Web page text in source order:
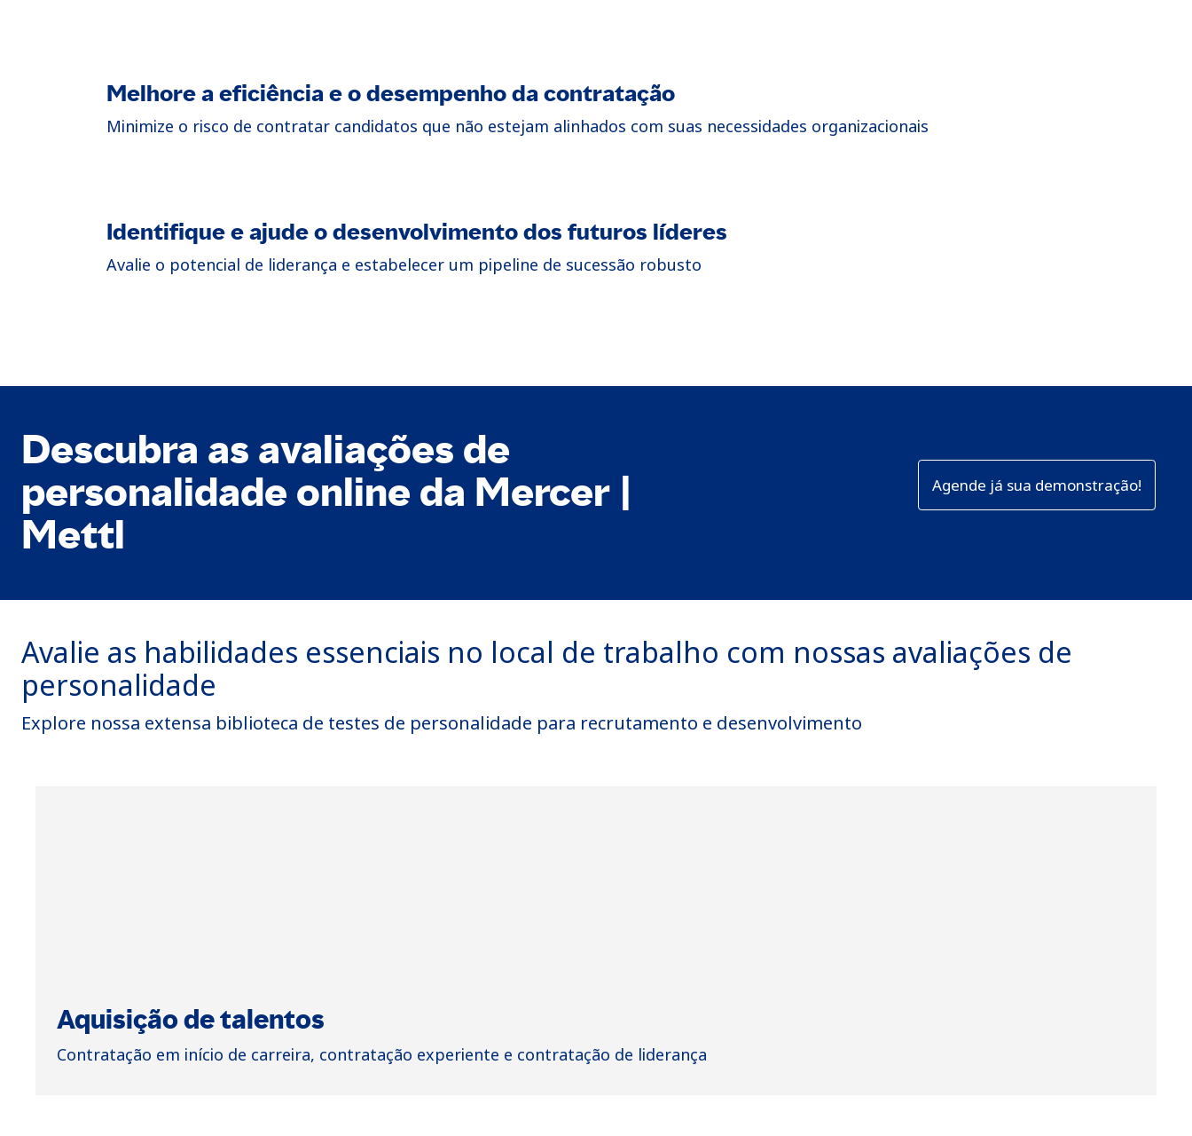
Melhore a eficiência e o desempenho da contratação
Minimize o risco de contratar candidatos que não estejam alinhados com suas necessidades organizacionais
Identifique e ajude o desenvolvimento dos futuros líderes
Avalie o potencial de liderança e estabelecer um pipeline de sucessão robusto
Descubra as avaliações de
personalidade online da Mercer |
Mettl
Agende já sua demonstração!
Avalie as habilidades essenciais no local de trabalho com nossas avaliações de
personalidade
Explore nossa extensa biblioteca de testes de personalidade para recrutamento e desenvolvimento
Aquisição de talentos
Contratação em início de carreira, contratação experiente e contratação de liderança